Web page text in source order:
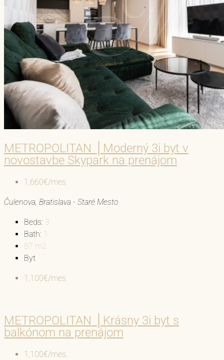
METROPOLITAN │Moderný 3i byt v
novostavbe Skypark na prenájom
1,660€/mes.
Čulenova, Bratislava - Staré Mesto
Beds: 3
Bath: 1
87 m2
Byt
1,100€/mes.
METROPOLITAN │Krásny 3i byt s
balkónom na prenájom
1,100€/mes.